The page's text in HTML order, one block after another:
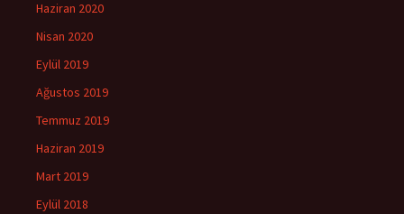
Haziran 2020
Nisan 2020
Eylül 2019
Ağustos 2019
Temmuz 2019
Haziran 2019
Mart 2019
Eylül 2018